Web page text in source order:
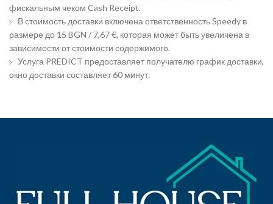
фискальным чеком Cash Receipt.
В стоимость доставки включена ответственность Speedy в
размере до 15 BGN / 7,67 €, которая может быть увеличена в
зависимости от стоимости содержимого.
Услуга PREDICT предоставляет получателю график доставки,
окно доставки составляет 60 минут.